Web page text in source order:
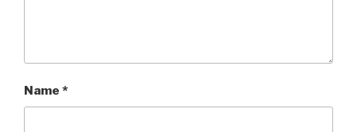
Name *